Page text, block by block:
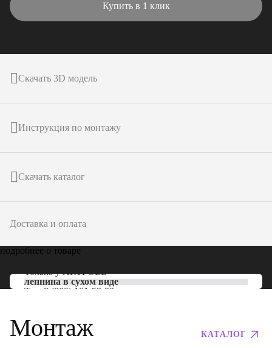
Купить в 1 клик
Скачать 3D модель
Инструкция по монтажу
Скачать каталог
Доставка и оплата
подробнее о товаре
Только уARTPOLE
лепнина в сухом виде
Тел: 8 (800) 101-53-00
Монтаж КАТАЛОГ